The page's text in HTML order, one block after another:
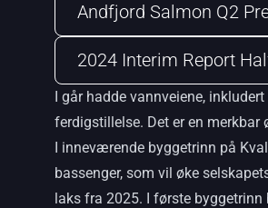
Andfjord Salmon Q2
2024 Interim Report
I går hadde vannveiene,
ferdigstillelse. Det er en
I inneværende byggetrinn på
bassenger, som vil øke
laks fra 2025. I første